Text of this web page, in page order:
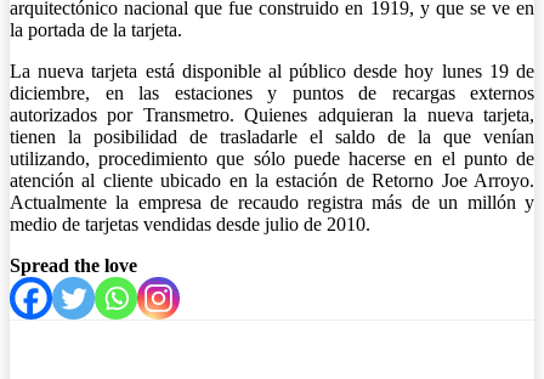
arquitectónico nacional que fue construido en 1919, y que se ve en
la portada de la tarjeta.
La nueva tarjeta está disponible al público desde hoy lunes 19 de
diciembre, en las estaciones y puntos de recargas externos
autorizados por Transmetro. Quienes adquieran la nueva tarjeta,
tienen la posibilidad de trasladarle el saldo de la que venían
utilizando, procedimiento que sólo puede hacerse en el punto de
atención al cliente ubicado en la estación de Retorno Joe Arroyo.
Actualmente la empresa de recaudo registra más de un millón y
medio de tarjetas vendidas desde julio de 2010.
Spread the love